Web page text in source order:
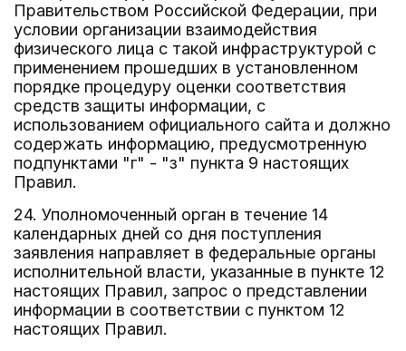
Правительством Российской Федерации, при
условии организации взаимодействия
физического лица с такой инфраструктурой с
применением прошедших в установленном
порядке процедуру оценки соответствия
средств защиты информации, с
использованием официального сайта и должно
содержать информацию, предусмотренную
подпунктами "г" - "з" пункта 9 настоящих
Правил.
24. Уполномоченный орган в течение 14
календарных дней со дня поступления
заявления направляет в федеральные органы
исполнительной власти, указанные в пункте 12
настоящих Правил, запрос о представлении
информации в соответствии с пунктом 12
настоящих Правил.